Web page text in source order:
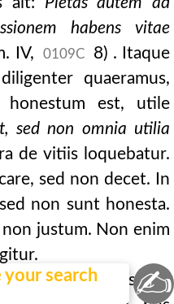
habens vitae
IV, 0109C
8) . Itaque
quaeramus,
honestum est, utile
sed non omnia utilia
de vitiis loquebatur.
sed non decet. In
non sunt honesta.
justum. Non enim
id etiam justum:
search
✍